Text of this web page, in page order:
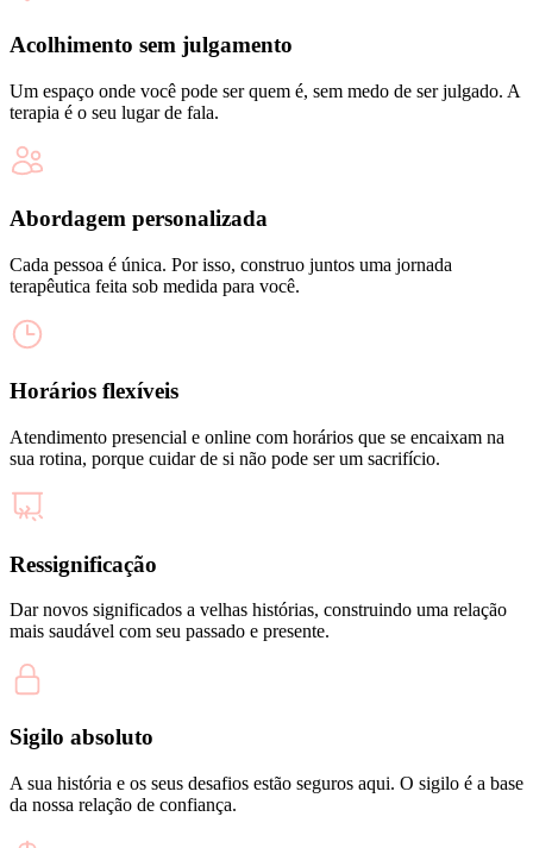
Acolhimento sem julgamento
Um espaço onde você pode ser quem é, sem medo de ser julgado. A
terapia é o seu lugar de fala.
Abordagem personalizada
Cada pessoa é única. Por isso, construo juntos uma jornada
terapêutica feita sob medida para você.
Horários flexíveis
Atendimento presencial e online com horários que se encaixam na
sua rotina, porque cuidar de si não pode ser um sacrifício.
Ressignificação
Dar novos significados a velhas histórias, construindo uma relação
mais saudável com seu passado e presente.
Sigilo absoluto
A sua história e os seus desafios estão seguros aqui. O sigilo é a base
da nossa relação de confiança.